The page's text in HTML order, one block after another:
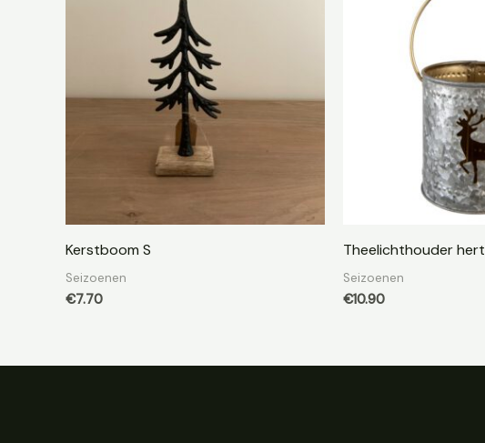
Kerstboom S
Seizoenen
€7.70
Theelichthouder hert
Seizoenen
€10.90